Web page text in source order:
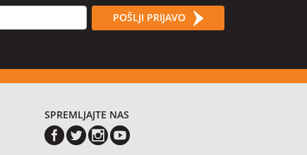
POŠLJI PRIJAVO
SPREMLJAJTE NAS